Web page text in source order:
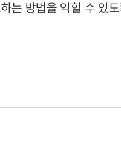
는 방법을 익힐 수 있